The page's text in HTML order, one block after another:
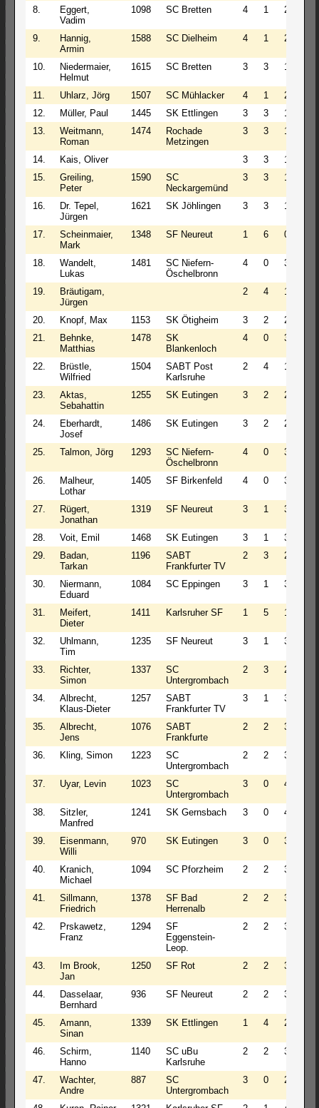
8.
Eggert,
Vadim
1098 SC Bretten 4 1 2
9.
Hannig,
Armin
1588 SC Dielheim 4 1 2
10.
Niedermaier,
Helmut
1615 SC Bretten 3 3 1
11. Uhlarz, Jörg 1507 SC Mühlacker 4 1 2
12.
Müller, Paul 1445 SK Ettlingen 3 3 1
13.
Weitmann,
Roman
1474
Rochade
Metzingen
3 3 1
14. Kais, Oliver 3 3 1
15.
Greiling,
Peter
1590
SC
Neckargemünd
3 3 1
16.
Dr. Tepel,
Jürgen
1621 SK Jöhlingen 3 3 1
17.
Scheinmaier,
Mark
1348 SF Neureut 1 6 0
18.
Wandelt,
Lukas
1481
SC Niefern-
Öschelbronn
4 0 3
19.
Bräutigam,
Jürgen
2 4 1
20. Knopf, Max 1153 SK Ötigheim 3 2 2
21.
Behnke,
Matthias
1478
SK
Blankenloch
4 0 3
22.
Brüstle,
Wilfried
1504
SABT Post
Karlsruhe
2 4 1
23.
Aktas,
Sebahattin
1255 SK Eutingen 3 2 2
24.
Eberhardt,
Josef
1486 SK Eutingen 3 2 2
25. Talmon, Jörg 1293
SC Niefern-
Öschelbronn
4 0 3
26.
Malheur,
Lothar
1405 SF Birkenfeld 4 0 3
27.
Rügert,
Jonathan
1319 SF Neureut 3 1 3
28. Voit, Emil 1468 SK Eutingen 3 1 3
29.
Badan,
Tarkan
1196
SABT
Frankfurter TV
2 3 2
30.
Niermann,
Eduard
1084 SC Eppingen 3 1 3
31.
Meifert,
Dieter
1411 Karlsruher SF 1 5 1
32.
Uhlmann,
Tim
1235 SF Neureut 3 1 3
33.
Richter,
Simon
1337
SC
Untergrombach
2 3 2
34.
Albrecht,
Klaus-Dieter
1257
SABT
Frankfurter TV
3 1 3
35.
Albrecht,
Jens
1076
SABT
Frankfurte
2 2 3
36. Kling, Simon 1223
SC
Untergrombach
2 2 3
37. Uyar, Levin 1023
SC
Untergrombach
3 0 4
38.
Sitzler,
Manfred
1241 SK Gernsbach 3 0 4
39.
Eisenmann,
Willi
970 SK Eutingen 3 0 3
40.
Kranich,
Michael
1094 SC Pforzheim 2 2 3
41.
Sillmann,
Friedrich
1378
SF Bad
Herrenalb
2 2 3
42.
Prskawetz,
Franz
1294
SF
Eggenstein-
Leop.
2 2 3
43.
Im Brook,
Jan
1250 SF Rot 2 2 3
44.
Dasselaar,
Bernhard
936 SF Neureut 2 2 3
45.
Amann,
Sinan
1339 SK Ettlingen 1 4 2
46.
Schirm,
Hanno
1140
SC uBu
Karlsruhe
2 2 3
47.
Wachter,
Andre
887
SC
Untergrombach
3 0 2